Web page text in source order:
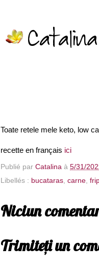
Toate retele mele keto, low
recette en français ici
Publié par Catalina à 5/31/
Libellés : bucataras, carne,
Niciun
Trimiteți un